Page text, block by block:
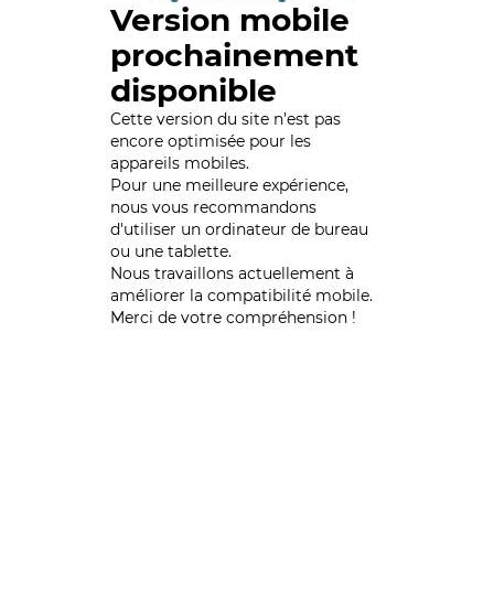
Version mobile
prochainement
disponible
Cette version du site n’est pas
encore optimisée pour les
appareils mobiles.
Pour une meilleure expérience,
nous vous recommandons
d'utiliser un ordinateur de bureau
ou une tablette.
Nous travaillons actuellement à
améliorer la compatibilité mobile.
Merci de votre compréhension !